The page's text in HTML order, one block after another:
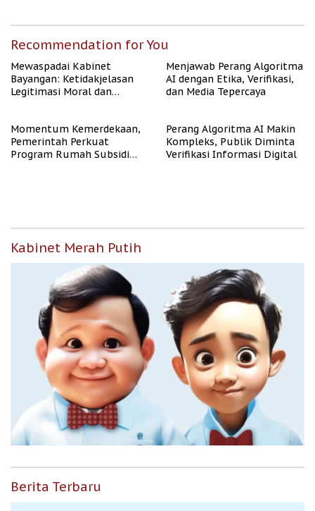
Recommendation for You
Mewaspadai Kabinet
Bayangan: Ketidakjelasan
Legitimasi Moral dan
Menjawab Perang Algoritma
AI dengan Etika, Verifikasi,
dan Media Tepercaya
Momentum Kemerdekaan,
Pemerintah Perkuat
Program Rumah Subsidi
Perang Algoritma AI Makin
Kompleks, Publik Diminta
Verifikasi Informasi Digital
Kabinet Merah Putih
Berita Terbaru